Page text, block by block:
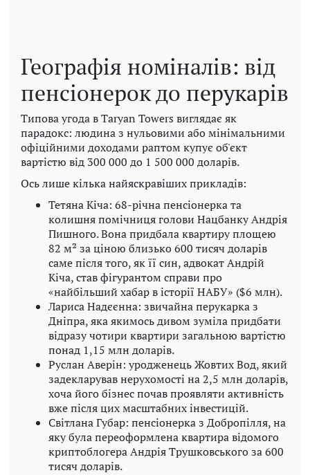
Географія номіналів: від
пенсіонерок до перукарів
Типова угода в Taryan Towers виглядає як
парадокс: людина з нульовими або мінімальними
офіційними доходами раптом купує об'єкт
вартістю від 300 000 до 1 500 000 доларів.
Ось лише кілька найяскравіших прикладів:
Тетяна Кіча: 68-річна пенсіонерка та
колишня помічниця голови Нацбанку Андрія
Пишного. Вона придбала квартиру площею
82 м² за ціною близько 600 тисяч доларів
саме після того, як її син, адвокат Андрій
Кіча, став фігурантом справи про
«найбільший хабар в історії НАБУ» ($6 млн).
Лариса Надєєнна: звичайна перукарка з
Дніпра, яка якимось дивом зуміла придбати
відразу чотири квартири загальною вартістю
понад 1,15 млн доларів.
Руслан Аверін: уродженець Жовтих Вод, який
задекларував нерухомості на 2,5 млн доларів,
хоча його бізнес почав проявляти активність
вже після цих масштабних інвестицій.
Світлана Губар: пенсіонерка з Добропілля, на
яку була переоформлена квартира відомого
криптоблогера Андрія Трушковського за 600
тисяч доларів.